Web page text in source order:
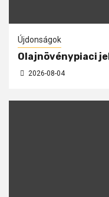
Újdonságok
Olajnövénypiaci
2026-08-04